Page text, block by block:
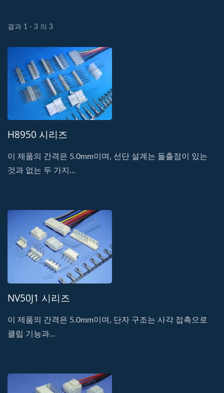
결과 1 - 3 의 3
H8950 시리즈
이 제품의 간격은 5.0mm이며, 선단 설계는 돌출점이 있는
것과 없는 두 가지...
NV50J1 시리즈
이 제품의 간격은 5.0mm이며, 단자 구조는 사각 접촉으로
클립 기능과...